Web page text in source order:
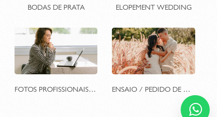
BODAS DE PRATA ELOPEMENT WEDDING
FOTOS PROFISSIONAIS PARA TRABALHO ENSAIO / PEDIDO DE CASAMENTO